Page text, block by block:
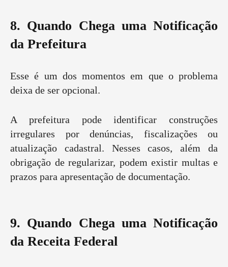
8. Quando Chega uma Notificação
da Prefeitura
Esse é um dos momentos em que o problema
deixa de ser opcional.
A prefeitura pode identificar construções
irregulares por denúncias, fiscalizações ou
atualização cadastral. Nesses casos, além da
obrigação de regularizar, podem existir multas e
prazos para apresentação de documentação.
9. Quando Chega uma Notificação
da Receita Federal